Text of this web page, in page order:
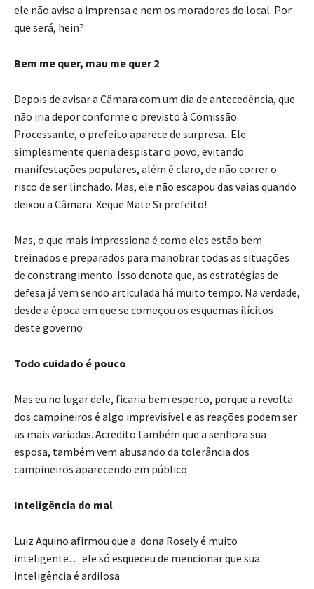
ele não avisa a imprensa e nem os moradores do local. Por
que será, hein?
Bem me quer, mau me quer 2
Depois de avisar a Câmara com um dia de antecedência, que
não iria depor conforme o previsto à Comissão
Processante, o prefeito aparece de surpresa. Ele
simplesmente queria despistar o povo, evitando
manifestações populares, além é claro, de não correr o
risco de ser linchado. Mas, ele não escapou das vaias quando
deixou a Câmara. Xeque Mate Sr.prefeito!
Mas, o que mais impressiona é como eles estão bem
treinados e preparados para manobrar todas as situações
de constrangimento. Isso denota que, as estratégias de
defesa já vem sendo articulada há muito tempo. Na verdade,
desde a época em que se começou os esquemas ilícitos
deste governo
Todo cuidado é pouco
Mas eu no lugar dele, ficaria bem esperto, porque a revolta
dos campineiros é algo imprevisível e as reações podem ser
as mais variadas. Acredito também que a senhora sua
esposa, também vem abusando da tolerância dos
campineiros aparecendo em público
Inteligência do mal
Luiz Aquino afirmou que a dona Rosely é muito
inteligente… ele só esqueceu de mencionar que sua
inteligência é ardilosa